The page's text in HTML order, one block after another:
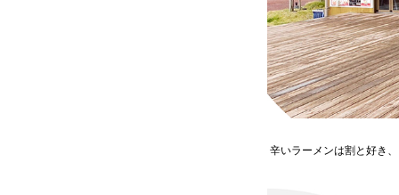
辛いラーメンは割と好き